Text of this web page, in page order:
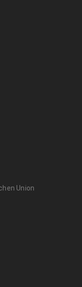
Union